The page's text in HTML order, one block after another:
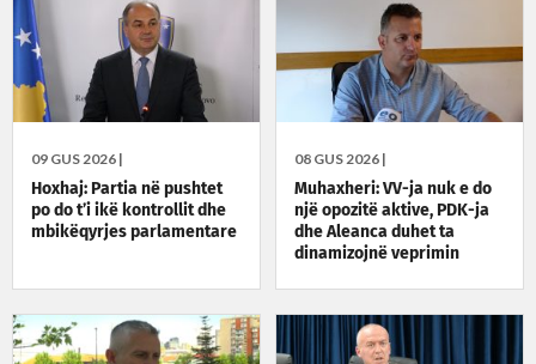
09 GUS 2026 |
Hoxhaj: Partia në pushtet
po do t’i ikë kontrollit dhe
mbikëqyrjes parlamentare
08 GUS 2026 |
Muhaxheri: VV-ja nuk e do
një opozitë aktive, PDK-ja
dhe Aleanca duhet ta
dinamizojnë veprimin